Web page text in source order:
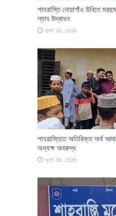
শাহরাস্তি নোয়াগাঁও উবিতে
ল্যাব উদ্বাধন
জুলাই 30, 2026
শাহরাস্তিতে অতিরিক্ত অর্থ
অধ্যক্ষ অবরুদ্ধ
জুলাই 30, 2026